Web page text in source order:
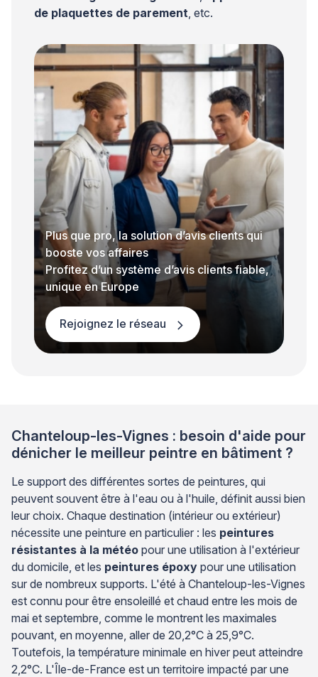
de plaquettes de parement , etc.
Plus que pro, la solution d’avis clients qui
booste vos affaires
Profitez d’un système d’avis clients fiable,
unique en Europe
Rejoignez le réseau
Chanteloup-les-Vignes : besoin d'aide pour
dénicher le meilleur peintre en bâtiment ?
Le support des différentes sortes de peintures, qui
peuvent souvent être à l'eau ou à l'huile, définit aussi bien
leur choix. Chaque destination (intérieur ou extérieur)
nécessite une peinture en particulier : les peintures
résistantes à la météo pour une utilisation à l'extérieur
du domicile, et les peintures époxy pour une utilisation
sur de nombreux supports. L'été à Chanteloup-les-Vignes
est connu pour être ensoleillé et chaud entre les mois de
mai et septembre, comme le montrent les maximales
pouvant, en moyenne, aller de 20,2°C à 25,9°C.
Toutefois, la température minimale en hiver peut atteindre
2,2°C. L'Île-de-France est un territoire impacté par une